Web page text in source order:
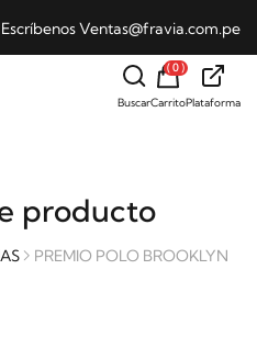
Escríbenos Ventas@fravia.com.pe
Buscar
( 0 )
CarritoPlataforma
producto
PREMIO POLO BROOKLYN